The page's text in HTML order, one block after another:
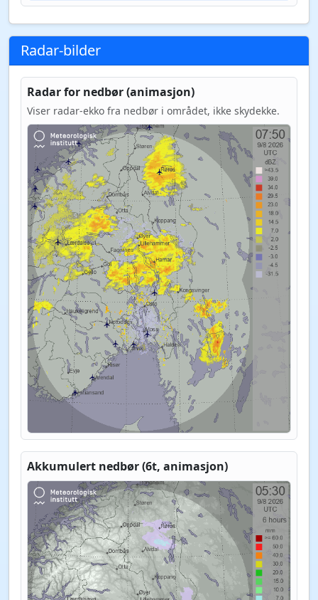
Radar-bilder
Radar for nedbør (animasjon)
Viser radar-ekko fra nedbør i området, ikke skydekke.
Akkumulert nedbør (6t, animasjon)